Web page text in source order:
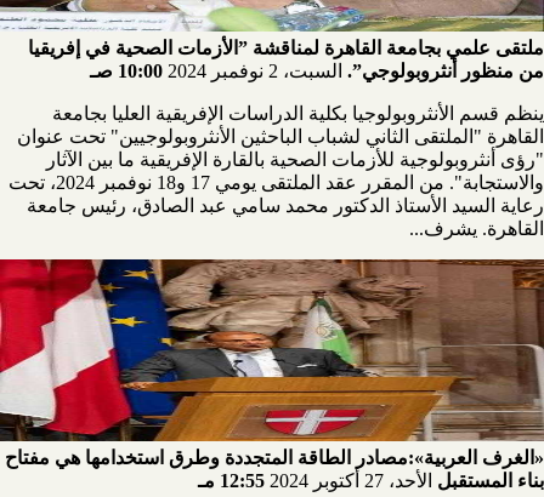
ملتقى علمي بجامعة القاهرة لمناقشة ”الأزمات الصحية في إفريقيا
من منظور أنثروبولوجي”. السبت، 2 نوفمبر 2024 10:00 صـ
ينظم قسم الأنثروبولوجيا بكلية الدراسات الإفريقية العليا بجامعة
القاهرة "الملتقى الثاني لشباب الباحثين الأنثروبولوجيين" تحت عنوان
"رؤى أنثروبولوجية للأزمات الصحية بالقارة الإفريقية ما بين الآثار
والاستجابة". من المقرر عقد الملتقى يومي 17 و18 نوفمبر 2024، تحت
رعاية السيد الأستاذ الدكتور محمد سامي عبد الصادق، رئيس جامعة
القاهرة. يشرف...
«الغرف العربية»:مصادر الطاقة المتجددة وطرق استخدامها هي مفتاح
بناء المستقبل الأحد، 27 أكتوبر 2024 12:55 مـ